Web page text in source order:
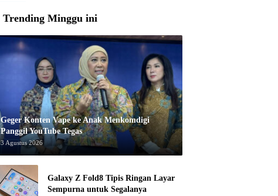
Trending Minggu ini
Geger Konten Vape ke Anak Menkomdigi
Panggil YouTube Tegas
3 Agustus 2026
Galaxy Z Fold8 Tipis Ringan Layar
Sempurna untuk Segalanya